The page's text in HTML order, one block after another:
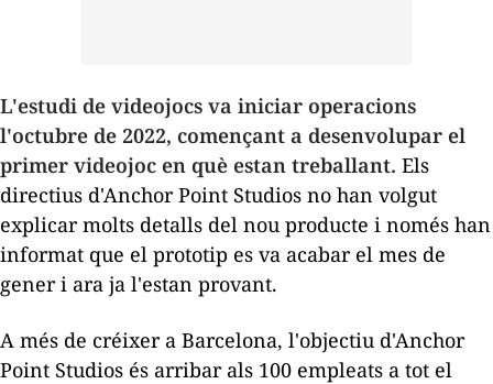
L'estudi de videojocs va iniciar operacions
l'octubre de 2022, començant a desenvolupar el
primer videojoc en què estan treballant. Els
directius d'Anchor Point Studios no han volgut
explicar molts detalls del nou producte i només han
informat que el prototip es va acabar el mes de
gener i ara ja l'estan provant.
A més de créixer a Barcelona, l'objectiu d'Anchor
Point Studios és arribar als 100 empleats a tot el